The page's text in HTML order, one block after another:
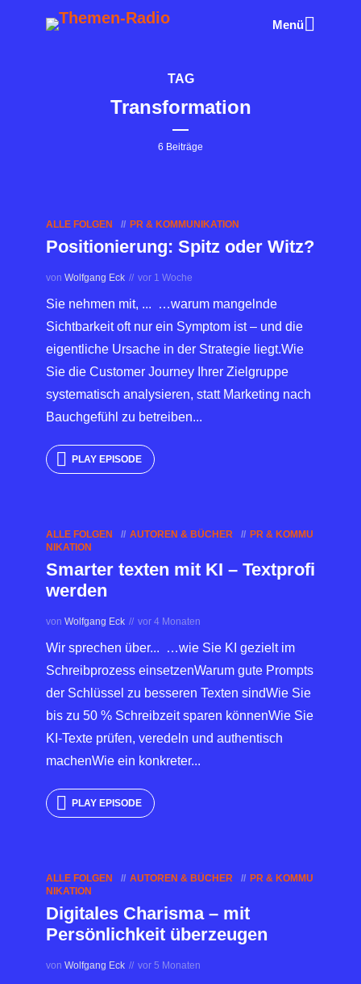
Menü
TAG
Transformation
6 Beiträge
ALLE FOLGEN PR & KOMMUNIKATION
Positionierung: Spitz oder Witz?
von Wolfgang Eck vor 1 Woche
Sie nehmen mit, ... …warum mangelnde
Sichtbarkeit oft nur ein Symptom ist – und die
eigentliche Ursache in der Strategie liegt.Wie
Sie die Customer Journey Ihrer Zielgruppe
systematisch analysieren, statt Marketing nach
Bauchgefühl zu betreiben...
PLAY EPISODE
ALLE FOLGEN AUTOREN & BÜCHER
PR & KOMMU
NIKATION
Smarter texten mit KI – Textprofi
werden
von Wolfgang Eck vor 4 Monaten
Wir sprechen über... …wie Sie KI gezielt im
Schreibprozess einsetzenWarum gute Prompts
der Schlüssel zu besseren Texten sindWie Sie
bis zu 50 % Schreibzeit sparen könnenWie Sie
KI-Texte prüfen, veredeln und authentisch
machenWie ein konkreter...
PLAY EPISODE
ALLE FOLGEN AUTOREN & BÜCHER
PR & KOMMU
NIKATION
Digitales Charisma – mit
Persönlichkeit überzeugen
von Wolfgang Eck vor 5 Monaten